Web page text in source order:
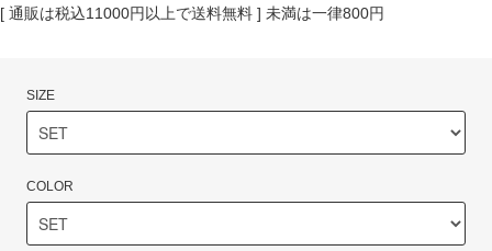
[ 通販は税込11000円以上で送料無料 ] 未満は一律800円
SIZE
COLOR